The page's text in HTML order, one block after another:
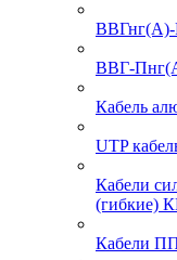
ВВГнг(А)-
ВВГ-
Кабель
UTP
Кабели
(гибкие)
Кабели